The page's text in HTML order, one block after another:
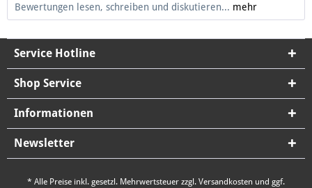
Bewertungen lesen, schreiben und diskutieren... mehr
Service Hotline
Shop Service
Informationen
Newsletter
* Alle Preise inkl. gesetzl. Mehrwertsteuer zzgl. Versandkosten und ggf.